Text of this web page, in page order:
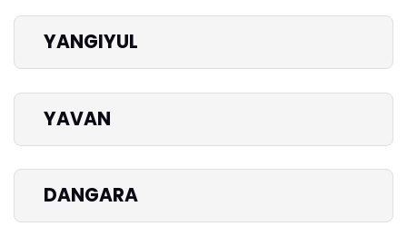
YANGIYUL
YAVAN
DANGARA